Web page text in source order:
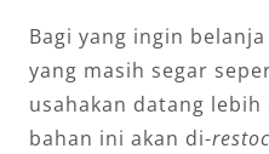
Bagi yang ingin
yang masih segar
usahakan datang lebih
bahan ini akan di-